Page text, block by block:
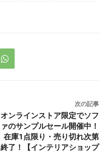
次の記事
オンラインストア限定でソフ
ァのサンプルセール開催中！
在庫1点限り・売り切れ次第
終了！【インテリアショップ